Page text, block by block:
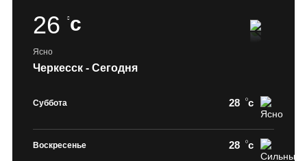
26 c
Ясно
Черкесск - Сегодня
Суббота 28 c
Воскресенье 28 c